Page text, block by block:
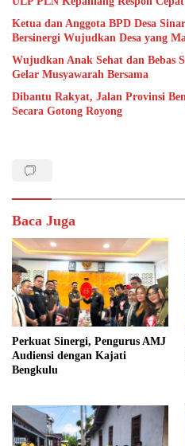
Ketua dan Anggota BPD Desa
Bersinergi Wujudkan Desa yang
Wujudkan Anak Sehat dan Bebas
Gelar Musyawarah Bersama
Dibantu Rakyat, Jalan Provinsi
Secara Gotong Royong
Baca Juga
Perkuat Sinergi, Pengurus AMJ
Audiensi dengan Kajati
Bengkulu